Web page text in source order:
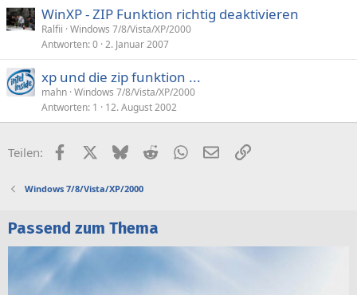
WinXP - ZIP Funktion richtig deaktivieren
Ralfii Windows 7/8/Vista/XP/2000
Antworten 0 2. Januar 2007
xp und die zip funktion ...
mahn Windows 7/8/Vista/XP/2000
Antworten 1 12. August 2002
Teilen: FacebookX (Twitter)
BlueskyRedditWhatsApp
E-MailLink
Windows 7/8/Vista/XP/2000
Passend zum Thema